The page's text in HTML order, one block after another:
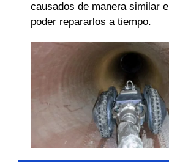
causados ​​de manera similar
poder repararlos a tiempo.